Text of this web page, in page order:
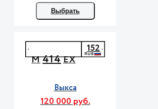
Выбрать
М414ЕХ
152
Выкса
120 000 руб.